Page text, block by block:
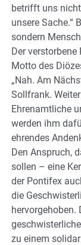
betrifft uns
unsere Sache.“
sondern
Der
Motto des
„Nah. Am
Sollfrank.
Ehrenamtliche
werden ihm
ehrendes
Den Anspruch,
sollen – eine
der Pontifex
die
hervorgehoben.
zu einem